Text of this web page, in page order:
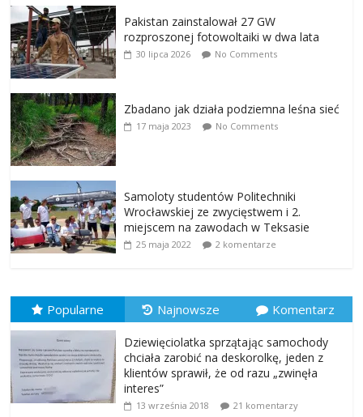
Pakistan zainstalował 27 GW
rozproszonej fotowoltaiki w dwa lata
30 lipca 2026 No Comments
Zbadano jak działa podziemna leśna sieć
17 maja 2023 No Comments
Samoloty studentów Politechniki
Wrocławskiej ze zwycięstwem i 2.
miejscem na zawodach w Teksasie
25 maja 2022 2 komentarze
Popularne Najnowsze Komentarz
Dziewięciolatka sprzątając samochody
chciała zarobić na deskorolkę, jeden z
klientów sprawił, że od razu „zwinęła
interes”
13 września 2018 21 komentarzy